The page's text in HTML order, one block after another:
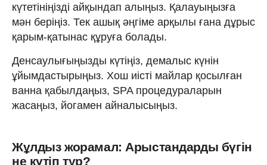
күтетініңізді айқындап алыңыз. Қалауыңызға
мән беріңіз. Тек ашық әңгіме арқылы ғана дұрыс
қарым-қатынас құруға болады.
Денсаулығыңызды күтіңіз, демалыс күнін
ұйымдастырыңыз. Хош иісті майлар қосылған
ванна қабылдаңыз, SPA процедураларын
жасаңыз, йогамен айналысыңыз.
Жұлдыз жорамал: Арыстандарды бүгін
не күтіп тұр?